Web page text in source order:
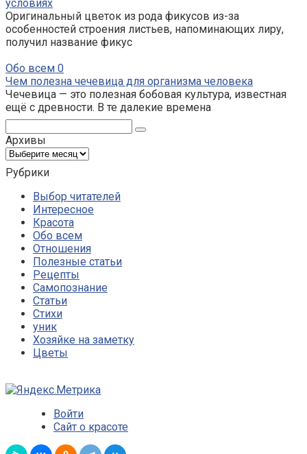
условиях
Оригинальный цветок из рода фикусов из-за
особенностей строения листьев, напоминающих лиру,
получил название фикус
Обо всем 0
Чем полезна чечевица для организма человека
Чечевица — это полезная бобовая культура, известная
ещё с древности. В те далекие времена
Архивы
Архивы
Рубрики
Выбор читателей
Интересное
Красота
Обо всем
Отношения
Полезные статьи
Рецепты
Самопознание
Статьи
Стихи
уник
Хозяйке на заметку
Цветы
Войти
Сайт о красоте